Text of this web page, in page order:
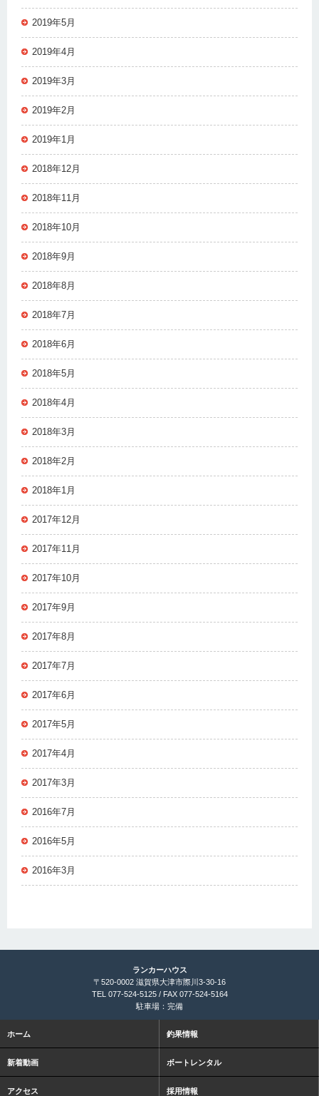
2019年5月
2019年4月
2019年3月
2019年2月
2019年1月
2018年12月
2018年11月
2018年10月
2018年9月
2018年8月
2018年7月
2018年6月
2018年5月
2018年4月
2018年3月
2018年2月
2018年1月
2017年12月
2017年11月
2017年10月
2017年9月
2017年8月
2017年7月
2017年6月
2017年5月
2017年4月
2017年3月
2016年7月
2016年5月
2016年3月
ランカーハウス
〒520-0002 滋賀県大津市際川3-30-16
TEL 077-524-5125 / FAX 077-524-5164
駐車場：完備
ホーム 釣果情報
新着動画 ボートレンタル
アクセス 採用情報